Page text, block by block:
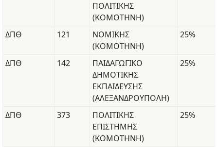
ΠΟΛΙΤΙΚΗΣ
(ΚΟΜΟΤΗΝΗ)
ΔΠΘ 121
ΝΟΜΙΚΗΣ
(ΚΟΜΟΤΗΝΗ)
25%
ΔΠΘ 142
ΠΑΙΔΑΓΩΓΙΚΟ
ΔΗΜΟΤΙΚΗΣ
ΕΚΠΑΙΔΕΥΣΗΣ
(ΑΛΕΞΑΝΔΡΟΥΠΟΛΗ)
25%
ΔΠΘ 373
ΠΟΛΙΤΙΚΗΣ
ΕΠΙΣΤΗΜΗΣ
(ΚΟΜΟΤΗΝΗ)
25%